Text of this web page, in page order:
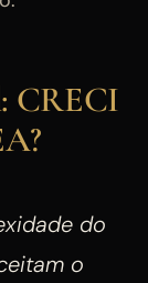
CRECI
do
o